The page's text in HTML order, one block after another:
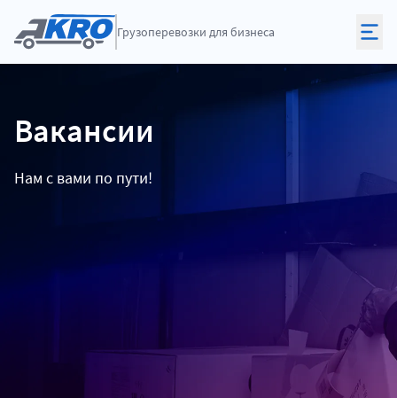
Грузоперевозки для бизнеса
Вакансии
Нам с вами по пути!